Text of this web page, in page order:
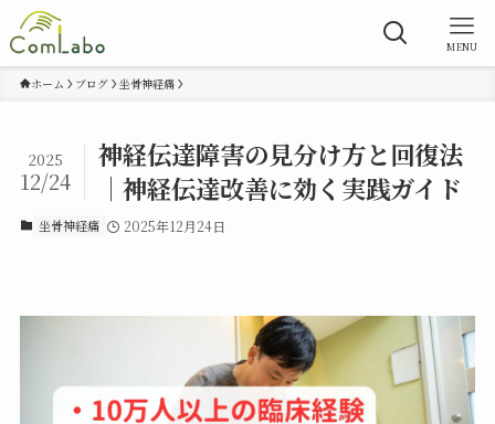
MENU
ホーム ブログ 坐骨神経痛
神経伝達障害の見分け方と回復法
｜神経伝達改善に効く実践ガイド
2025
12/24
坐骨神経痛 2025年12月24日